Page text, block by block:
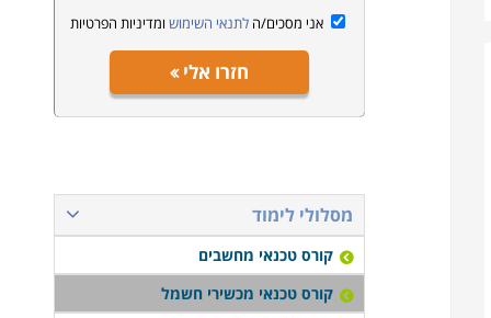
אני מסכים/הלתנאי השימוש ומדיניות הפרטיות
חזרו אלי
מסלולי לימוד
קורס טכנאי מחשבים
קורס טכנאי מכשירי חשמל